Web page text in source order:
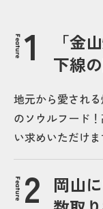
Feature
「金
下線
地元から愛され
のソウルフード
い求めいただけま
Feature
岡山